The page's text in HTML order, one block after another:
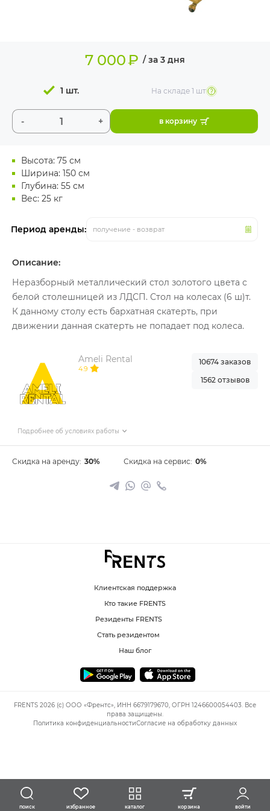
Высота: 75 см
Ширина: 150 см
Глубина: 55 см
Вес: 25 кг
Период аренды: получение - возврат
7 000₽ / за 3 дня
- +
1 шт. На складе1 шт
в корзину
Описание:
Неразборный металлический стол золотого цвета с
белой столешницей из ЛДСП. Стол на колесах (6 ш)т.
К данному столу есть бархатная скатерть, при
движении данная скатерть не попадает под колеса.
Ameli Rental
4.9
Подробнее об условиях работы
10674 заказов
1562 отзывов
Скидка на аренду: 30% Скидка на сервис: 0%
Клиентская поддержка
Кто такие FRENTS
Резиденты FRENTS
Стать резидентом
Наш блог
FRENTS 2026 (c) ООО «Френтс», ИНН 6679179670, ОГРН 1246600054403. Все
права защищены.
Политика конфиденциальностиСогласие на обработку данных
поиск избранное каталог корзина войти